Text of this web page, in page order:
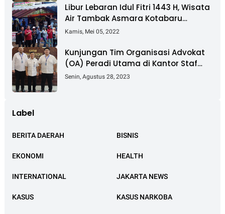
Libur Lebaran Idul Fitri 1443 H, Wisata
Air Tambak Asmara Kotabaru
Dipadati Ribuan Pengunjung
Kamis, Mei 05, 2022
Kunjungan Tim Organisasi Advokat
(OA) Peradi Utama di Kantor Staf
Kepresidenan RI Istana Negara
Senin, Agustus 28, 2023
Label
BERITA DAERAH BISNIS
EKONOMI HEALTH
INTERNATIONAL JAKARTA NEWS
KASUS KASUS NARKOBA